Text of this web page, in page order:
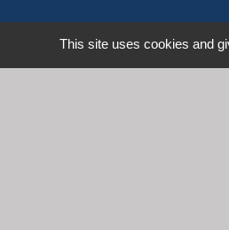
This site uses cookies and